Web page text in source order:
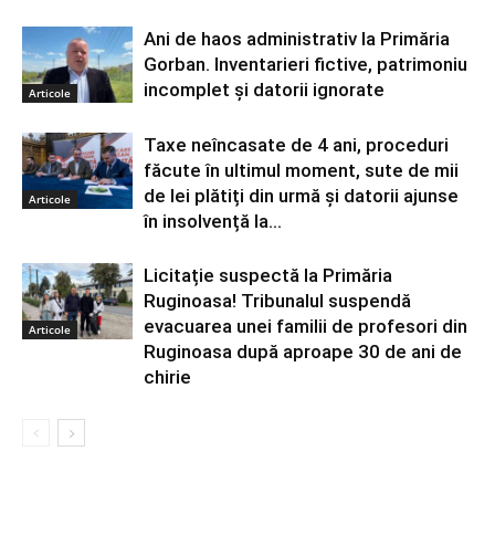
Articole
Ani de haos administrativ la Primăria
Gorban. Inventarieri fictive, patrimoniu
incomplet și datorii ignorate
Articole
Taxe neîncasate de 4 ani, proceduri
făcute în ultimul moment, sute de mii
de lei plătiți din urmă și datorii ajunse
în insolvență la...
Articole
Licitație suspectă la Primăria
Ruginoasa! Tribunalul suspendă
evacuarea unei familii de profesori din
Ruginoasa după aproape 30 de ani de
chirie